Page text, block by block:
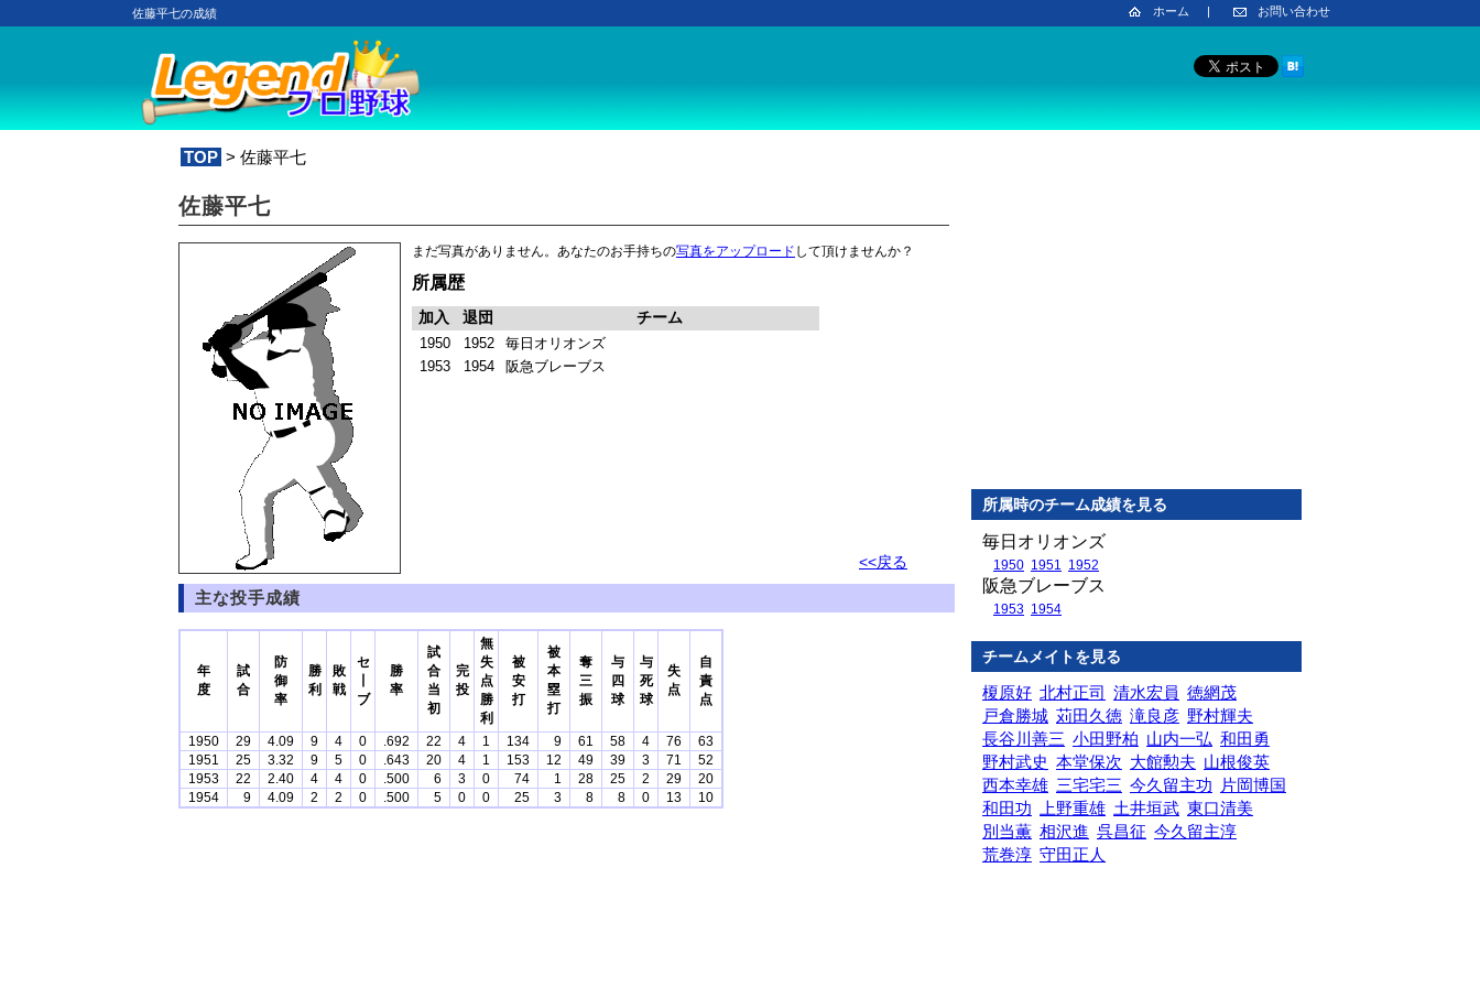
佐藤平七の成績 ホーム | お問い合わせ
TOP > 佐藤平七
所属時のチーム成績を見る
毎日オリオンズ
1950 1951 1952
阪急ブレーブス
1953 1954
チームメイトを見る
榎原好 北村正司 清水宏員 徳網茂
戸倉勝城 苅田久徳 滝良彦 野村輝夫
長谷川善三 小田野柏 山内一弘 和田勇
野村武史 本堂保次 大館勲夫 山根俊英
西本幸雄 三宅宅三 今久留主功
片岡博国
和田功
上野重雄 土井垣武 東口清美
別当薫 相沢進 呉昌征 今久留主淳
荒巻淳 守田正人
佐藤平七
まだ写真がありません。あなたのお手持ちの写真をアップロード して頂けませんか？
所属歴
加入 退団 チーム
1950 1952
毎日オリオンズ
1953
1954 阪急ブレーブス
<<戻る
主な投手成績
年
度
試
合
防
御
率
勝
利
敗
戦
セ
ブ
勝
率
試
合
当
初
完
投
無
失
点
勝
利
被
安
打
被
本
塁
打
奪
三
振
与
四
球
与
死
球
失
点
自
責
点
1950 29 4.09 9 4 0 .692 22 4 1 134 9 61 58 4 76
63
1951
25 3.32 9 5 0 .643 20 4 1 153 12 49 39 3 71
52
1953
22 2.40 4 4 0 .500 6 3 0 74 1 28 25 2 29
20
1954
9 4.09 2 2 0 .500 5 0 0 25 3 8 8 0 13 10